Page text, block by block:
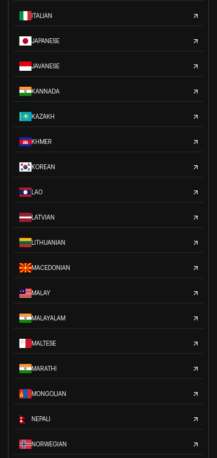
ITALIAN
JAPANESE
JAVANESE
KANNADA
KAZAKH
KHMER
KOREAN
LAO
LATVIAN
LITHUANIAN
MACEDONIAN
MALAY
MALAYALAM
MALTESE
MARATHI
MONGOLIAN
NEPALI
NORWEGIAN